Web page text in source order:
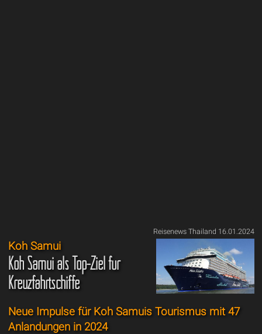
Reisenews Thailand 16.01.2024
Koh Samui
Koh Samui als Top-Ziel für
Kreuzfahrtschiffe
Neue Impulse für Koh Samuis Tourismus mit 47
Anlandungen in 2024